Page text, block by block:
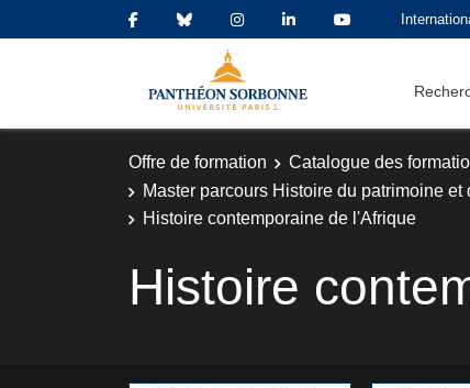
Offre de formation Catalogue des
Master parcours Histoire du patrimoine
Histoire contemporaine de l'Afrique
Histoire